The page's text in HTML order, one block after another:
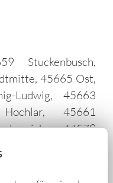
Stuckenbusch,
45665 Ost,
Ludwig, 45663
45661
44579
45697 Herten,
44628
45739 Oer-